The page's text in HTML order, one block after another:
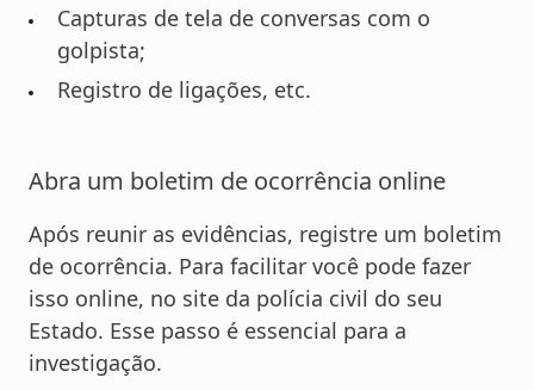
Capturas de tela de conversas com o
golpista;
Registro de ligações, etc.
Abra um boletim de ocorrência online
Após reunir as evidências, registre um boletim
de ocorrência. Para facilitar você pode fazer
isso online, no site da polícia civil do seu
Estado. Esse passo é essencial para a
investigação.